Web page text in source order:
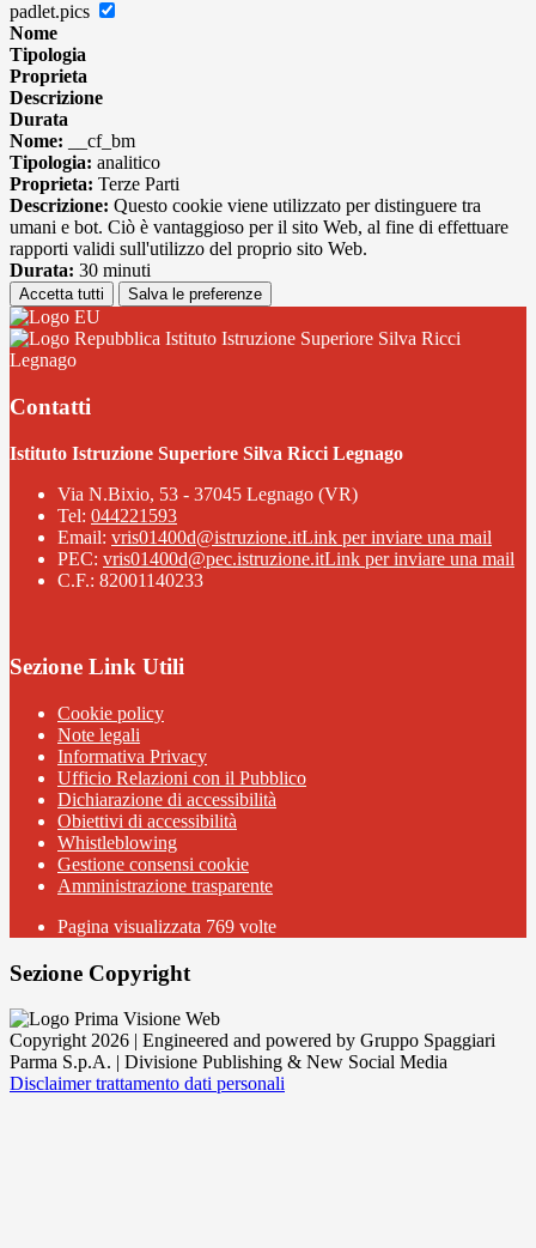
padlet.pics
Nome
Tipologia
Proprieta
Descrizione
Durata
Nome: __cf_bm
Tipologia: analitico
Proprieta: Terze Parti
Descrizione: Questo cookie viene utilizzato per distinguere tra
umani e bot. Ciò è vantaggioso per il sito Web, al fine di effettuare
rapporti validi sull'utilizzo del proprio sito Web.
Durata: 30 minuti
Accetta tutti Salva le preferenze
Istituto Istruzione Superiore Silva Ricci
Legnago
Contatti
Istituto Istruzione Superiore Silva Ricci Legnago
Via N.Bixio, 53 - 37045 Legnago (VR)
Tel: 044221593
Email: vris01400d@istruzione.itLink per inviare una mail
PEC: vris01400d@pec.istruzione.itLink per inviare una mail
C.F.: 82001140233
Sezione Link Utili
Cookie policy
Note legali
Informativa Privacy
Ufficio Relazioni con il Pubblico
Dichiarazione di accessibilità
Obiettivi di accessibilità
Whistleblowing
Gestione consensi cookie
Amministrazione trasparente
Pagina visualizzata 769 volte
Sezione Copyright
Copyright 2026 | Engineered and powered by Gruppo Spaggiari
Parma S.p.A. | Divisione Publishing & New Social Media
Disclaimer trattamento dati personali